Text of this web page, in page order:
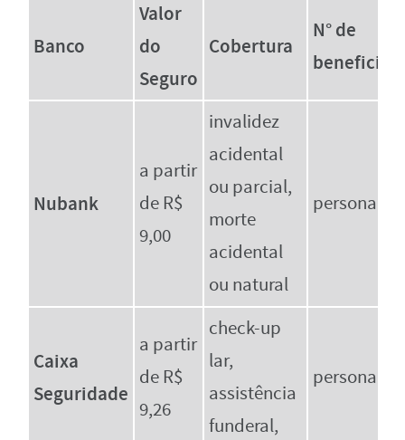
Banco
Valor
do
Seguro
Cobertura
N° de
Nubank
a partir
de R$
9,00
invalidez
acidental
ou parcial,
morte
acidental
ou natural
Caixa
Seguridade
a partir
de R$
9,26
check-up
lar,
assistência
funderal,